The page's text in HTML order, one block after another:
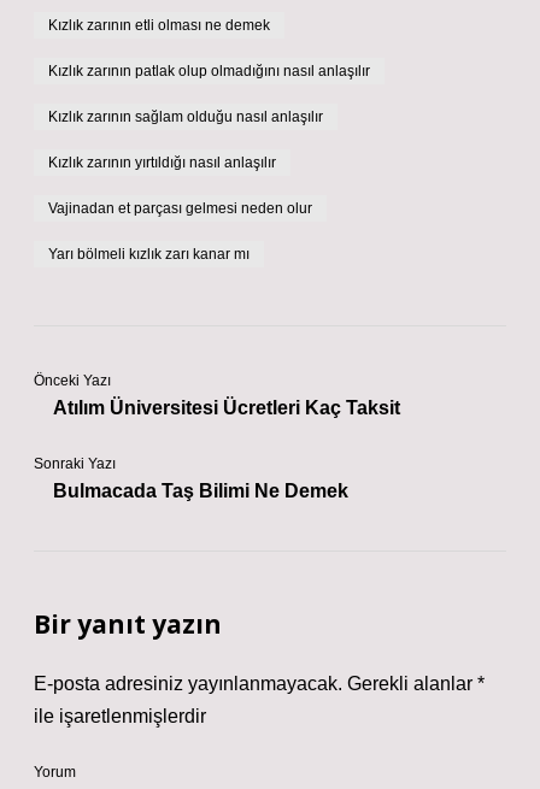
Kızlık zarının etli olması ne demek
Kızlık zarının patlak olup olmadığını nasıl anlaşılır
Kızlık zarının sağlam olduğu nasıl anlaşılır
Kızlık zarının yırtıldığı nasıl anlaşılır
Vajinadan et parçası gelmesi neden olur
Yarı bölmeli kızlık zarı kanar mı
Önceki Yazı
Atılım Üniversitesi Ücretleri Kaç Taksit
Sonraki Yazı
Bulmacada Taş Bilimi Ne Demek
Bir yanıt yazın
E-posta adresiniz yayınlanmayacak. Gerekli alanlar *
ile işaretlenmişlerdir
Yorum